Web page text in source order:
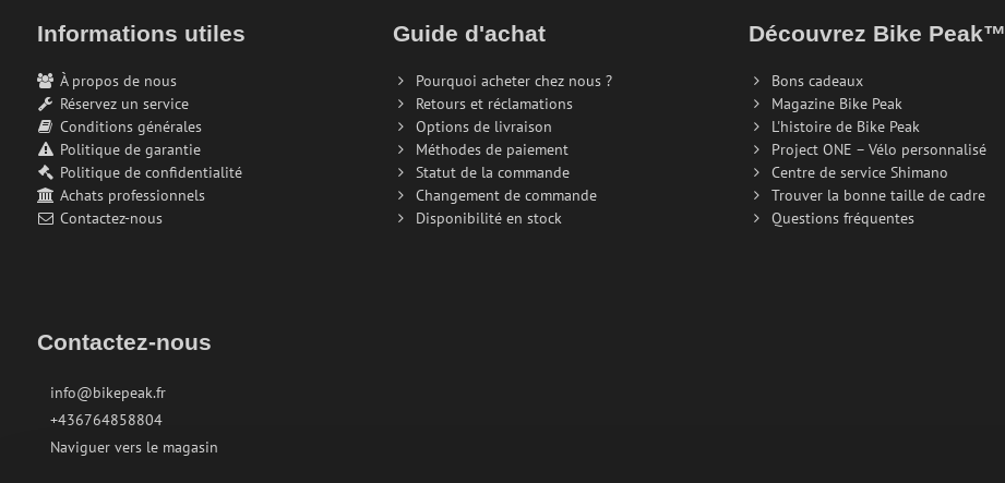
Informations utiles
À propos de nous
Réservez un service
Conditions générales
Politique de garantie
Politique de confidentialité
Achats professionnels
Contactez-nous
Guide d'achat
Pourquoi acheter chez nous ?
Retours et réclamations
Options de livraison
Méthodes de paiement
Statut de la commande
Changement de commande
Disponibilité en stock
Découvrez Bike Peak™
Bons cadeaux
Magazine Bike Peak
L'histoire de Bike Peak
Project ONE – Vélo personnalisé
Centre de service Shimano
Trouver la bonne taille de cadre
Questions fréquentes
Contactez-nous
info@bikepeak.fr
+436764858804
Naviguer vers le magasin